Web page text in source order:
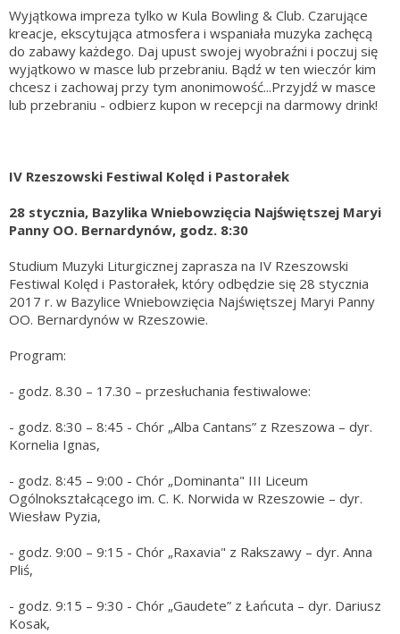
Wyjątkowa impreza tylko w Kula Bowling & Club. Czarujące
kreacje, ekscytująca atmosfera i wspaniała muzyka zachęcą
do zabawy każdego. Daj upust swojej wyobraźni i poczuj się
wyjątkowo w masce lub przebraniu. Bądź w ten wieczór kim
chcesz i zachowaj przy tym anonimowość...Przyjdź w masce
lub przebraniu - odbierz kupon w recepcji na darmowy drink!
IV Rzeszowski Festiwal Kolęd i Pastorałek
28 stycznia, Bazylika Wniebowzięcia Najświętszej Maryi
Panny OO. Bernardynów, godz. 8:30
Studium Muzyki Liturgicznej zaprasza na IV Rzeszowski
Festiwal Kolęd i Pastorałek, który odbędzie się 28 stycznia
2017 r. w Bazylice Wniebowzięcia Najświętszej Maryi Panny
OO. Bernardynów w Rzeszowie.
Program:
- godz. 8.30 – 17.30 – przesłuchania festiwalowe:
- godz. 8:30 – 8:45 - Chór „Alba Cantans” z Rzeszowa – dyr.
Kornelia Ignas,
- godz. 8:45 – 9:00 - Chór „Dominanta" III Liceum
Ogólnokształcącego im. C. K. Norwida w Rzeszowie – dyr.
Wiesław Pyzia,
- godz. 9:00 – 9:15 - Chór „Raxavia" z Rakszawy – dyr. Anna
Pliś,
- godz. 9:15 – 9:30 - Chór „Gaudete” z Łańcuta – dyr. Dariusz
Kosak,